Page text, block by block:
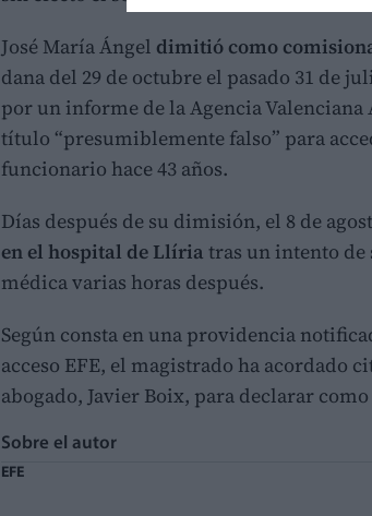
José María Ángel dimitió como
dana del 29 de octubre el pasado 31 de
por un informe de la Agencia
título “presumiblemente falso” para
funcionario hace 43 años.
Días después de su dimisión, el 8 de
en el hospital de Llíria tras un intento
médica varias horas después.
Según consta en una providencia
acceso EFE, el magistrado ha acordado
abogado, Javier Boix, para declarar
Sobre el autor
EFE